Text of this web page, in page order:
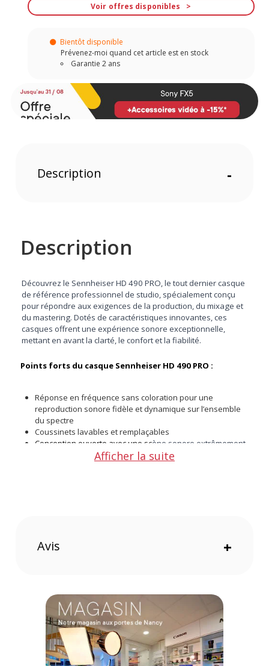
Voir offres disponibles
Bientôt disponible
Prévenez-moi quand cet article est en stock
Garantie 2 ans
Description -
Description
Découvrez le Sennheiser HD 490 PRO, le tout dernier casque
de référence professionnel de studio, spécialement conçu
pour répondre aux exigences de la production, du mixage et
du mastering. Dotés de caractéristiques innovantes, ces
casques offrent une expérience sonore exceptionnelle,
mettant en avant la clarté, le confort et la fiabilité.
Points forts du casque Sennheiser HD 490 PRO :
Réponse en fréquence sans coloration pour une
reproduction sonore fidèle et dynamique sur l’ensemble
du spectre
Coussinets lavables et remplaçables
Conception ouverte avec une scène sonore extrêmement
large, multidimensionnelle, et localisation ultra-précise.
des possibilités créatives inédites. Cependant, cette
puissance accrue s'accompagne d'une complexité
croissante. Le choix du casque devient alors crucial pour
capter chaque subtilité qui pourrait influencer votre mixage.
Le HD 490 PRO de Sennheiser est conçu pour répondre à ces
exigences, alliant clarté, confort et fiabilité.
Afficher la suite
Avis +